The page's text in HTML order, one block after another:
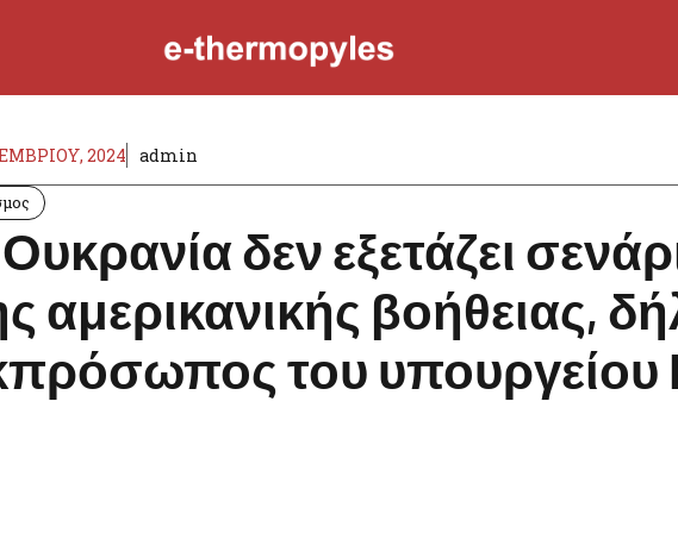
2024 admin
δεν εξετάζει
αμερικανικής βοήθειας,
του υπουργείου